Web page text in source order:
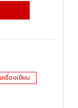
รื่องเขียน